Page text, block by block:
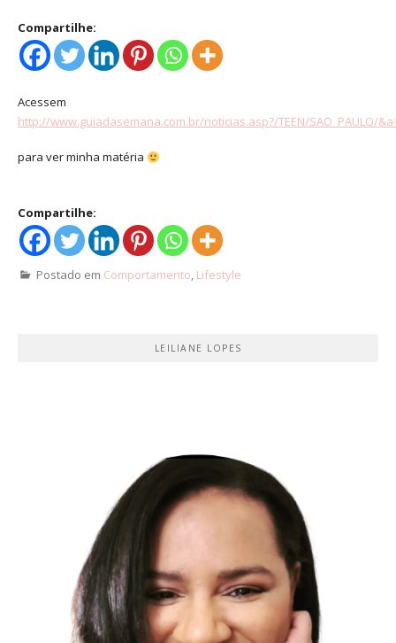
Compartilhe:
Acessem
http://www.guiadasemana.com.br/noticias.asp?/TEEN/SAO_PAULO/
para ver minha matéria
Compartilhe:
Postado em Comportamento, Lifestyle
LEILIANE LOPES